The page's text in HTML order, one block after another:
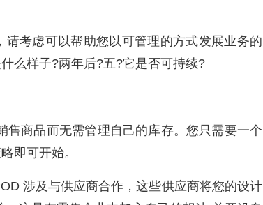
请考虑可以帮助您以可管理的方式发展业务的
么样子?两年后?五?它是否可持续?
售商品而无需管理自己的库存。您只需要一个
即可开始。
涉及与供应商合作，这些供应商将您的设计